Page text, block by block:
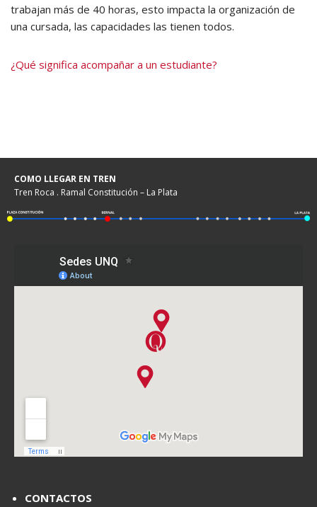
trabajan más de 40 horas, esto impacta la organización de
una cursada, las capacidades las tienen todos.
¿Qué significa acompañar a un estudiante?
COMO LLEGAR EN TREN
Tren Roca . Ramal Constitución – La Plata
CONTACTOS